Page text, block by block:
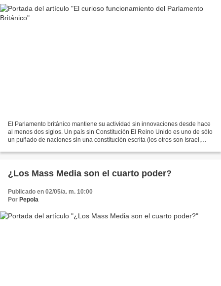
El Parlamento británico mantiene su actividad sin innovaciones desde hace
al menos dos siglos. Un país sin Constitución El Reino Unido es uno de sólo
un puñado de naciones sin una constitución escrita (los otros son Israel,
¿Los Mass Media son el cuarto poder?
Publicado en 02/05/a. m. 10:00
Por Pepola